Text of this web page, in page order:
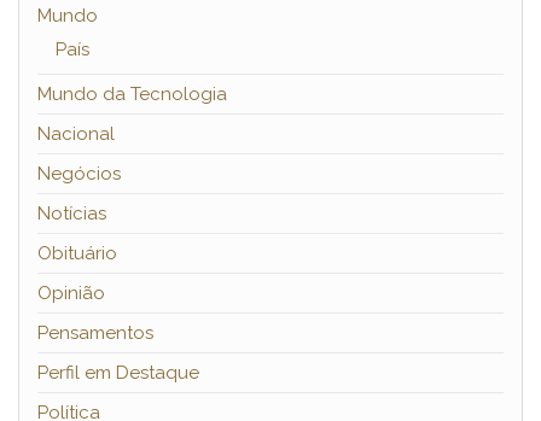
Mundo
País
Mundo da Tecnologia
Nacional
Negócios
Notícias
Obituário
Opinião
Pensamentos
Perfil em Destaque
Política